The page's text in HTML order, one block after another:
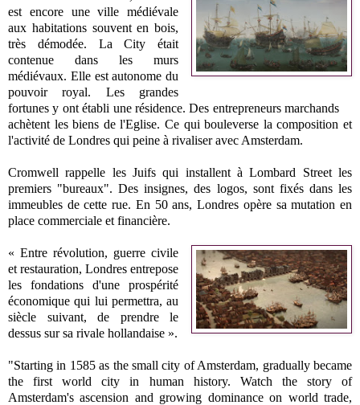
est encore une ville médiévale
aux habitations souvent en bois,
très démodée. La City était
contenue dans les murs
médiévaux. Elle est autonome du
pouvoir royal. Les grandes
fortunes y ont établi une résidence. Des entrepreneurs marchands
achètent les biens de l'Eglise. Ce qui bouleverse la composition et
l'activité de Londres qui peine à rivaliser avec Amsterdam.
Cromwell rappelle les Juifs qui installent à Lombard Street les
premiers "bureaux". Des insignes, des logos, sont fixés dans les
immeubles de cette rue. En 50 ans, Londres opère sa mutation en
place commerciale et financière.
« Entre révolution, guerre civile
et restauration, Londres entrepose
les fondations d'une prospérité
économique qui lui permettra, au
siècle suivant, de prendre le
dessus sur sa rivale hollandaise ».
"Starting in 1585 as the small city of Amsterdam, gradually became
the first world city in human history. Watch the story of
Amsterdam's ascension and growing dominance on world trade,